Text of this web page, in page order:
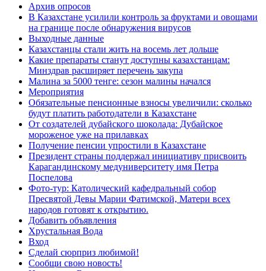
Архив опросов
В Казахстане усилили контроль за фруктами и овощами
на границе после обнаружения вирусов
Выходные данные
Казахстанцы стали жить на восемь лет дольше
Какие препараты станут доступны казахстанцам:
Минздрав расширяет перечень закупа
Малина за 5000 тенге: сезон малины начался
Мероприятия
Обязательные пенсионные взносы увеличили: сколько
будут платить работодатели в Казахстане
От создателей дубайского шоколада: Дубайское
мороженое уже на прилавках
Получение пенсии упростили в Казахстане
Президент страны поддержал инициативу присвоить
Карагандинскому медуниверситету имя Петра
Поспелова
Фото-тур: Католический кафедральный собор
Пресвятой Девы Марии Фатимской, Матери всех
народов готовят к открытию.
Добавить объявления
Хрустальная Вода
Вход
Сделай сюрприз любимой!
Сообщи свою новость!